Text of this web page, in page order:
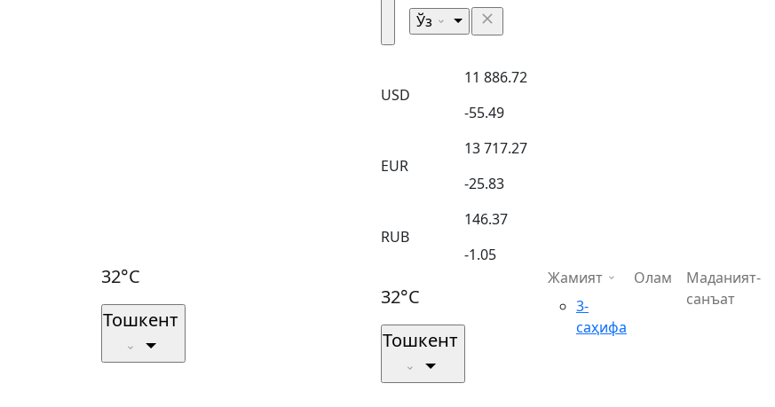
32°C
Тошкент
Ўз
USD
11 886.72
-55.49
EUR
13 717.27
-25.83
RUB
146.37
-1.05
32°C
Тошкент
Жамият
3-
саҳифа
Олам
Маданият-
санъат